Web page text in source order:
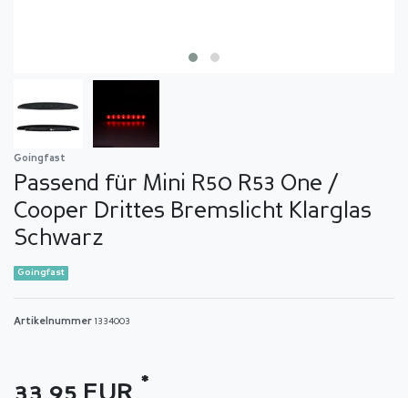
Goingfast
Passend für Mini R50 R53 One /
Cooper Drittes Bremslicht Klarglas
Schwarz
Goingfast
Artikelnummer 1334003
*